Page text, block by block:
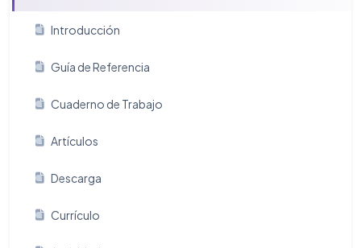
Introducción
Guía de Referencia
Cuaderno de Trabajo
Artículos
Descarga
Currículo